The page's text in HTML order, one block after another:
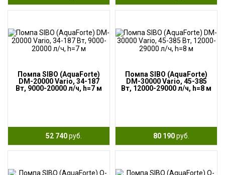
Помпа SIBO (AquaForte)
DM-20000 Vario, 34-187
Вт, 9000-20000 л/ч, h=7 м
52 740руб.
Помпа SIBO (AquaForte)
DM-30000 Vario, 45-385
Вт, 12000-29000 л/ч, h=8 м
80 190руб.